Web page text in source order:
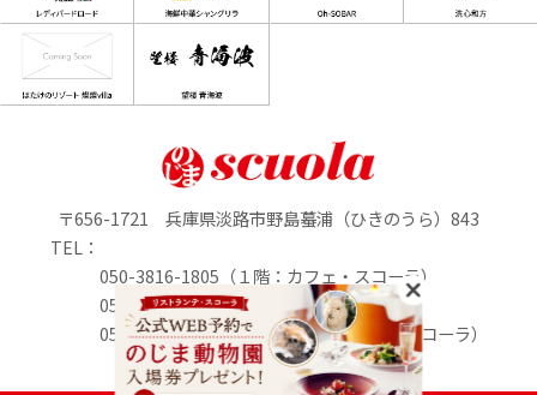
〒656-1721 兵庫県淡路市野島蟇浦（ひきのうら）843
TEL：
050-3816-1805（１階：カフェ・スコーラ）
050-3816-0895（1階：のじまマルシェ）
050-3816-2213（２階：リストランテ・スコーラ）
定休日：水曜日